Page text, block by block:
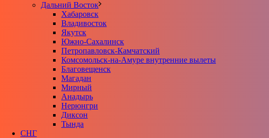
Дальний Восток
Хабаровск
Владивосток
Якутск
Южно-Сахалинск
Петропавловск-Камчатский
Комсомольск-на-Амуре внутренние вылеты
Благовещенск
Магадан
Мирный
Анадырь
Нерюнгри
Диксон
Тында
СНГ